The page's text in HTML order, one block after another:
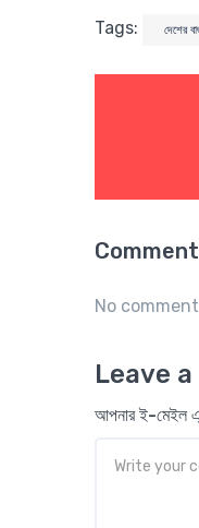
Tags: দেশের
No
Leave
আপনার ই-মেইল